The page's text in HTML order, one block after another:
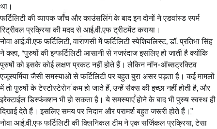
था।
फर्टिलिटी की व्यापक जाँच और काउंसलिंग के बाद इन दोनों ने एडवांस्ड स्पर्म
रिट्रीवल प्रक्रिया की मदद से आई.वी.एफ ट्रीटमेंट कराया।
नोवा आई.वी.एफ फर्टिलिटी, वाराणसी में फर्टिलिटी स्पेशियलिस्ट, डॉ. प्रतिभा सिंह
ने कहा, ‘‘पुरुषों की इन्फर्टिलिटी आसानी से नजरंदाज इसलिए हो जाती है क्योंकि
पुरुषों को इसके कोई लक्षण प्रकट नहीं होते हैं। लेकिन नॉन-ऑब्सट्रक्टिव
एजूस्पर्मिया जैसी समस्याओं से फर्टिलिटी पर बहुत बुरा असर पड़ता है। कई मामलों
में तो पुरुषों के टेस्टोस्टेरोन कम हो जाते हैं, उन्हें सैक्स की इच्छा नहीं होती है, और
इरेक्टाईल डिस्फंक्शन भी हो सकता है। ये समस्याएं होने के बाद भी पुरुष स्वस्थ ही
दिखाई देते हैं। इसलिए समय पर निदान और परामर्श बहुत जरूरी होते हैं।’’
नोवा आई.वी.एफ फर्टिलिटी की क्लिनिकल टीम ने एक सर्जिकल प्रक्रिया, टेसा